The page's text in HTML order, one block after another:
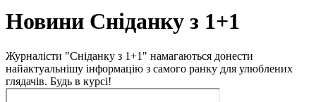
Новини Сніданку з 1+1
Журналісти "Сніданку з 1+1" намагаються донести
найактуальнішу інформацію з самого ранку для улюблених
глядачів. Будь в курсі!